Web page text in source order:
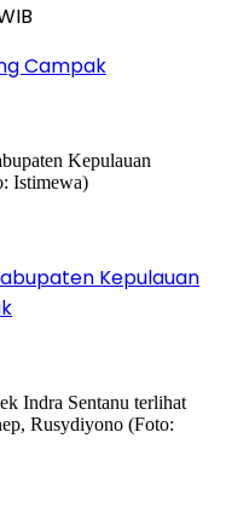
Campak
Kepulauan